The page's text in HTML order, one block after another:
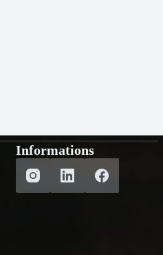
Informations